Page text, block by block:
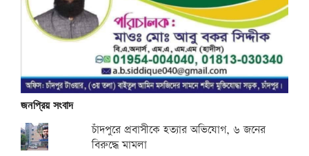
জনপ্রিয় সংবাদ
চাঁদপুরে প্রবাসীকে হত্যার অভিযোগ, ৬ জনের
বিরুদ্ধে মামলা